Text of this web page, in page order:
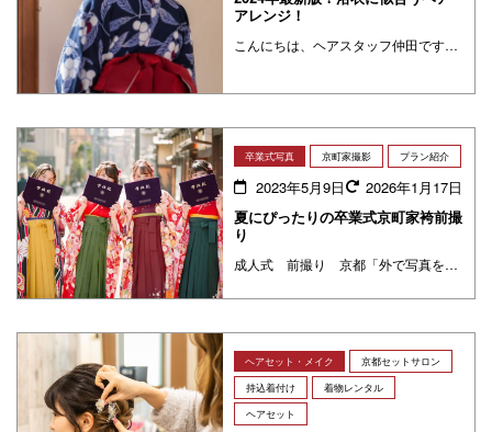
アレンジ！
こんにちは、ヘアスタッフ仲田です。気温も暑くなり浴衣の季節になりました♪ 今回は浴衣に合うヘアスタイルを髪の毛の長さ別にご紹介します。 夏祭りやイベントに行く方参考にしてみて下さい(^^) 肩下10cm～OK！ ロングへ ・・・
卒業式写真 京町家撮影 プラン紹介
2023年5月9日
2026年1月17日
夏にぴったりの卒業式京町家袴前撮
り
成人式 前撮り 京都「外で写真を撮るが恥ずかしい」「予算が足りない」「12月・1月じゃ寒い」と心配している方に、スタジオ撮影以外、冬にぴったりの撮影スポットとその成人式前撮りプランをご紹介いたします！
ヘアセット・メイク
京都セットサロン
持込着付け
着物レンタル
ヘアセット